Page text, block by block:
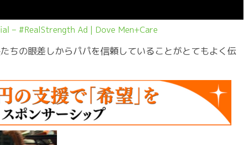
– #RealStrength Ad | Dove Men+Care
ちの眼差しからパパを信頼していることがとてもよく伝